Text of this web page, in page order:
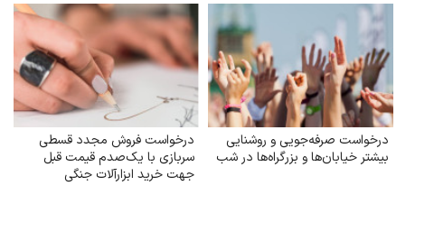
درخواست صرفه‌جویی و روشنایی
بیشتر خیابان‌ها و بزرگراه‌ها در شب
درخواست فروش مجدد قسطی
سربازی با یک‌صدم قیمت قبل
جهت خرید ابزارآلات جنگی